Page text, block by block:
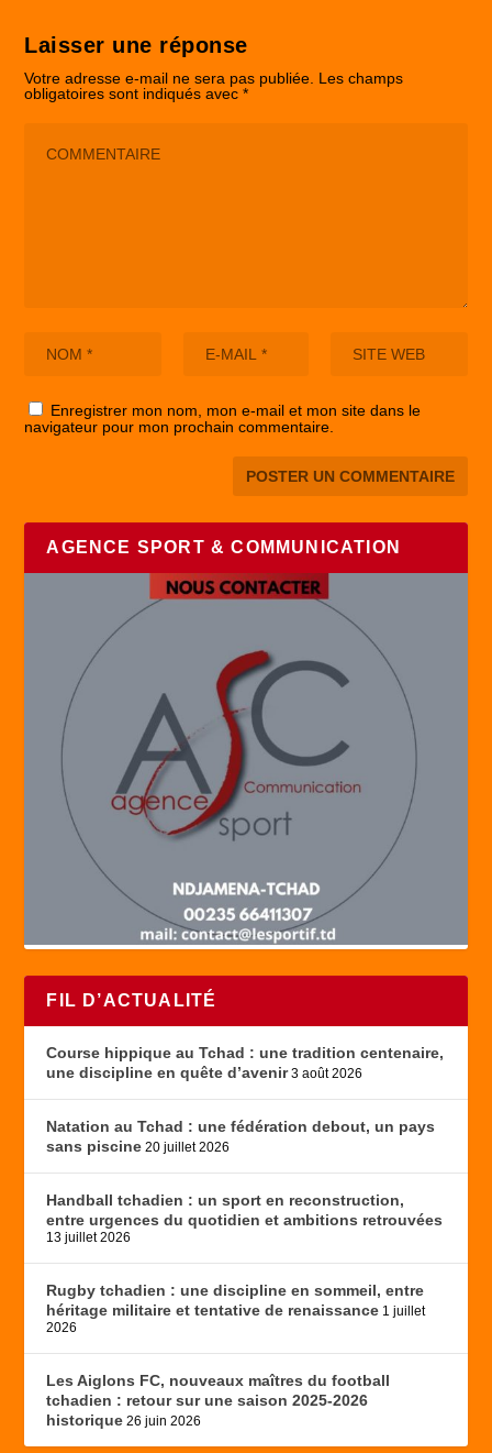
Laisser une réponse
Votre adresse e-mail ne sera pas publiée. Les champs
obligatoires sont indiqués avec*
Enregistrer mon nom, mon e-mail et mon site dans le
navigateur pour mon prochain commentaire.
AGENCE SPORT & COMMUNICATION
FIL D’ACTUALITÉ
Course hippique au Tchad : une tradition centenaire,
une discipline en quête d’avenir 3 août 2026
Natation au Tchad : une fédération debout, un pays
sans piscine 20 juillet 2026
Handball tchadien : un sport en reconstruction,
entre urgences du quotidien et ambitions retrouvées
13 juillet 2026
Rugby tchadien : une discipline en sommeil, entre
héritage militaire et tentative de renaissance 1 juillet
2026
Les Aiglons FC, nouveaux maîtres du football
tchadien : retour sur une saison 2025-2026
historique 26 juin 2026